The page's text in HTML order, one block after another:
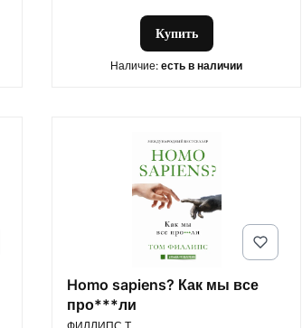
Купить
Наличие: есть в наличии
Homo sapiens? Как мы все
про***ли
ПРОИЗВОДИТЕЛЬ